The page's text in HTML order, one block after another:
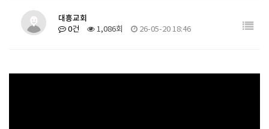
대흥교회
0건 1,086회 26-05-20 18:46